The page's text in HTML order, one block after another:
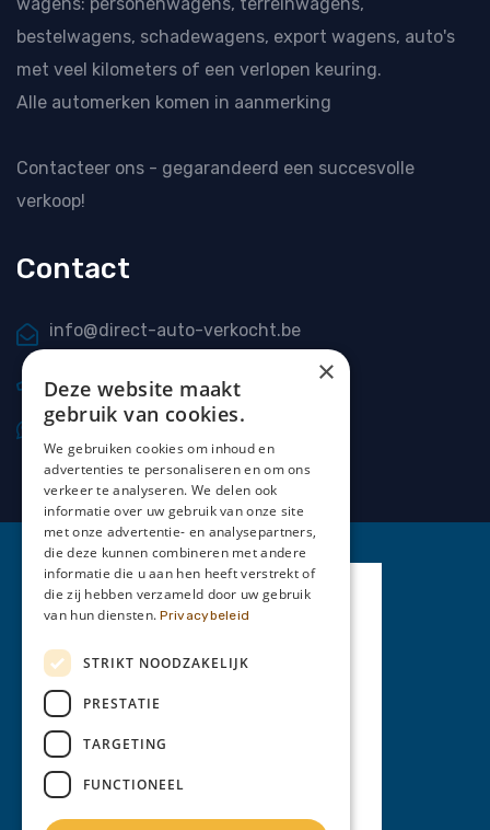
bestelwagens, schadewagens, export wagens, auto's
met veel kilometers of een verlopen keuring.
Alle automerken komen in aanmerking
Contacteer ons - gegarandeerd een succesvolle
verkoop!
Contact
info@direct-auto-verkocht.be
0477 20 66 69
0477 20 66 69
×
Deze website maakt
gebruik van cookies.
We gebruiken cookies om inhoud en
advertenties te personaliseren en om ons
verkeer te analyseren. We delen ook
informatie over uw gebruik van onze site
met onze advertentie- en analysepartners,
die deze kunnen combineren met andere
informatie die u aan hen heeft verstrekt of
die zij hebben verzameld door uw gebruik
van hun diensten. Privacybeleid
STRIKT NOODZAKELIJK
PRESTATIE
TARGETING
FUNCTIONEEL